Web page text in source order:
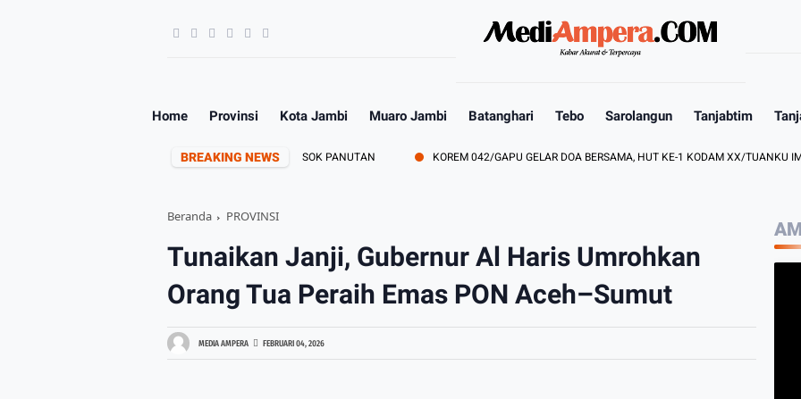
Home Provinsi Kota Jambi Muaro Jambi Batanghari Tebo Sarolangun Tanjabtim
BREAKING NEWS
PWI PROVINSI JAMBI BERDUKA ALM. HERI FR SOSOK PANUTAN KOREM 042/GAPU GELAR DOA BERSAMA, HUT KE-1 KODAM XX/TUANKU IMAM
Beranda PROVINSI
Tunaikan Janji, Gubernur Al Haris Umrohkan
Orang Tua Peraih Emas PON Aceh–Sumut
MEDIA AMPERA FEBRUARI 04, 2026